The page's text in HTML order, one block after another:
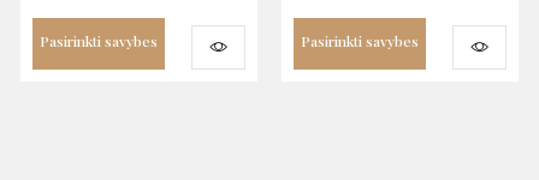
Pasirinkti savybes Pasirinkti savybes